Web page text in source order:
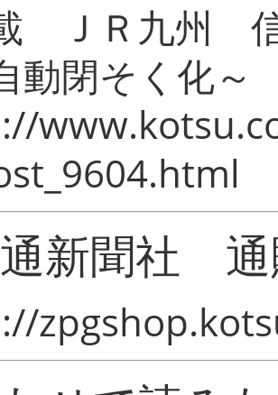
ＪＲ九州 信
動閉そく化～
新聞社